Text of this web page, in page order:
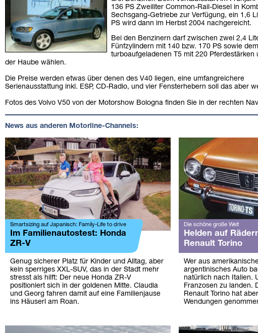
136 PS Zweiliter Common-Rail-Diesel in
Sechsgang-Getriebe zur Verfügung, ein 1,6
PS wird dann im Herbst 2004 nachgereicht.
Bei den Benzinern darf zwischen zwei 2,4
Fünfzylindern mit 140 bzw. 170 PS sowie dem
turboaufgeladenen T5 mit 220 Pferdestärken
der Haube wählen.
Die Preise werden etwas über denen des V40 liegen, eine umfangreichere
Serienausstattung inkl. ESP, CD-Radio, und vier Fensterhebern soll das aber
Fotos des Volvo V50 von der Motorshow Bologna finden Sie in der rechten
News aus anderen Motorline-Channels:
Smartsizing auf Japanisch: Family-Life to drive
Im Familienautostest: Honda
ZR-V
Genug sicherer Platz für Kinder und Alltag, aber
kein sperriges XXL-SUV, das in der Stadt mehr
stresst als hilft: Der neue Honda ZR-V
positioniert sich in der goldenen Mitte. Claudia
und Georg fahren damit auf eine Familienjause
ins Häuserl am Roan.
Die schöne große Welt
Helden auf
Renault Torino
Wer aus
argentinisches Auto
natürlich nach Italien.
Franzosen zu landen.
Renault Torino hat
Wendungen